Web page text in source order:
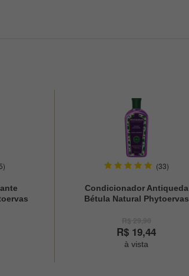
(33)
Condicionador Antiqueda
Bétula Natural Phytoervas
R$ 19,44
à vista